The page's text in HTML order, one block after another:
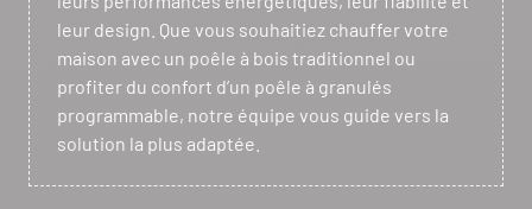
leur design. Que vous souhaitiez chauffer votre
maison avec un poêle à bois traditionnel ou
profiter du confort d’un poêle à granulés
programmable, notre équipe vous guide vers la
solution la plus adaptée.